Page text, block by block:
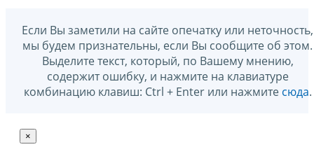
Если Вы заметили на сайте опечатку или неточность,
мы будем признательны, если Вы сообщите об этом.
Выделите текст, который, по Вашему мнению,
содержит ошибку, и нажмите на клавиатуре
комбинацию клавиш: Ctrl + Enter или нажмите сюда.
×